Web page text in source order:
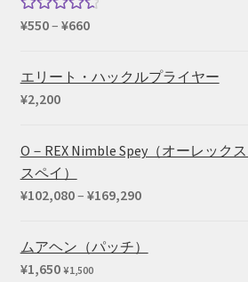
5段階中
¥550– ¥660価
エリート・ハックルプライヤー
¥2,200
O－REX Nimble Spey（オーレック
スペイ）
¥102,080– ¥169,290価
ムアヘン（パッチ）
¥1,650 ¥1,500